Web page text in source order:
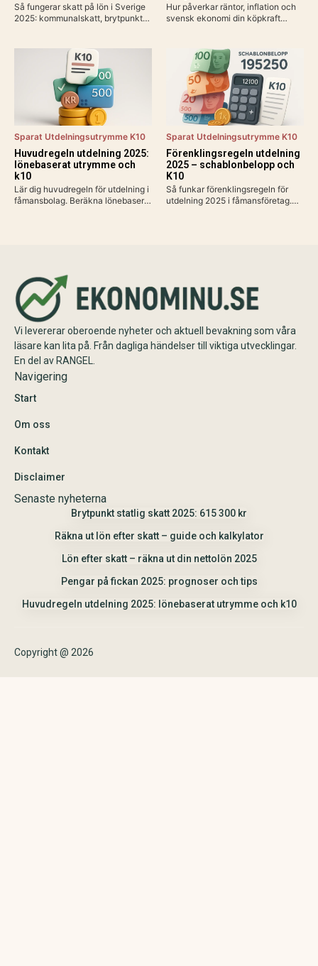
Så fungerar skatt på lön i Sverige
2025: kommunalskatt, brytpunkt
Exempel, kalkylatorer och tips för
att räkna ut vad du får…
Hur påverkar räntor, inflation och
svensk ekonomi din köpkraft
bolåneräntor och praktiska tips för
att maximera disponibel inkomst.
Huvudregeln utdelning 2025:
lönebaserat utrymme och
k10
Sparat Utdelningsutrymme K10
Lär dig huvudregeln för utdelning i
fåmansbolag. Beräkna lönebaserat
Förenklingsregeln utdelning
2025 – schablonbelopp och
K10
Sparat Utdelningsutrymme K10
Så funkar förenklingsregeln för
utdelning 2025 i fåmansföretag.
Vi levererar oberoende nyheter och aktuell bevakning som våra
läsare kan lita på. Från dagliga händelser till viktiga utvecklingar.
En del av RANGEL.
Navigering
Start
Om oss
Kontakt
Disclaimer
Senaste nyheterna
Brytpunkt statlig skatt 2025: 615 300 kr
Räkna ut lön efter skatt – guide och kalkylator
Lön efter skatt – räkna ut din nettolön 2025
Pengar på fickan 2025: prognoser och tips
Huvudregeln utdelning 2025: lönebaserat utrymme och k10
Copyright @ 2026